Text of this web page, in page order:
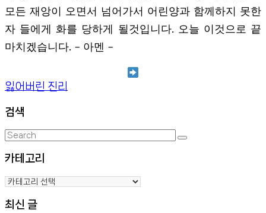
모든 재앙이 오면서 넘어가서 어린양과 함께하지 못한
자 들에게 화를 당하게 될것입니다. 오늘 이것으로 끝
마치겠습니다. – 아멘 –
잃어버린 진리
검색
Search
Search
카테고리
카
고
최신 글